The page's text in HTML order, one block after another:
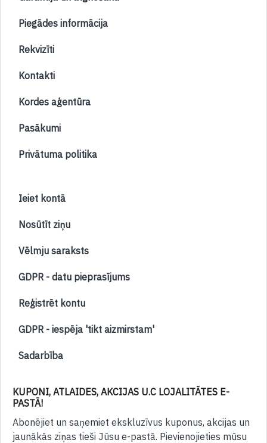
Piegādes informācija
Rekvizīti
Kontakti
Kordes aģentūra
Pasākumi
Privātuma politika
Ieiet kontā
Nosūtīt ziņu
Vēlmju saraksts
GDPR - datu pieprasījums
Reģistrēt kontu
GDPR - iespēja 'tikt aizmirstam'
Sadarbība
KUPONI, ATLAIDES, AKCIJAS U.C LOJALITĀTES E-
PASTĀ!
Abonējiet un saņemiet ekskluzīvus kuponus, akcijas un
jaunākās ziņas tieši Jūsu e-pastā. Pievienojieties mūsu